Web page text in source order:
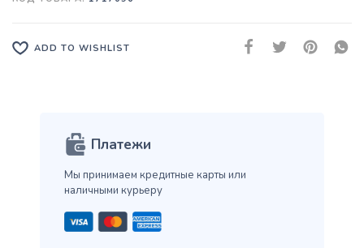
ADD TO WISHLIST
Платежи
Мы принимаем кредитные карты или
наличными курьеру